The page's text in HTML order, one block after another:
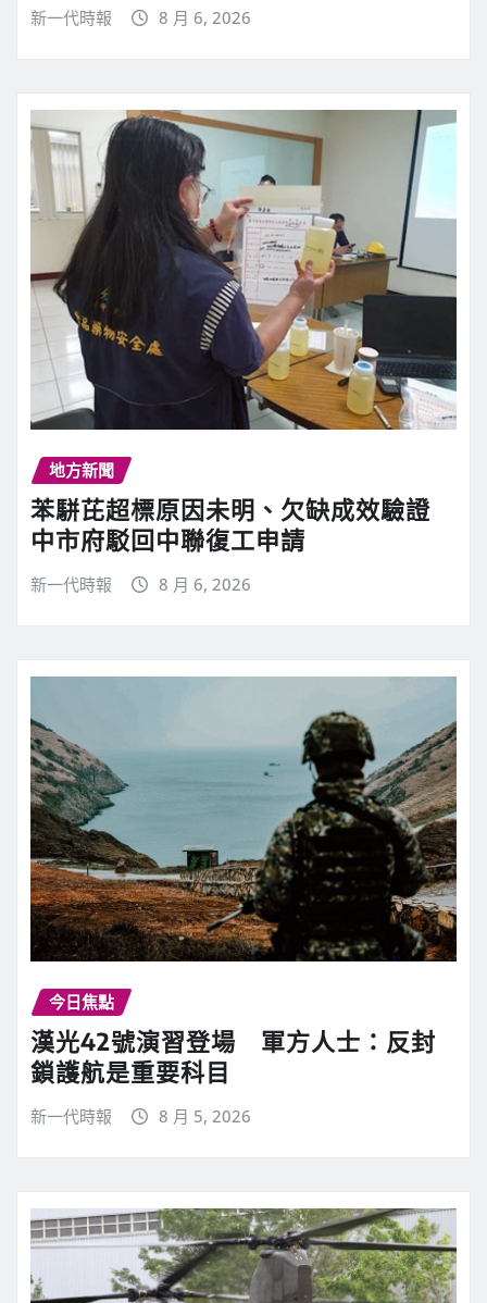
新一代時報 8 月 6, 2026
地方新聞
苯駢芘超標原因未明、欠缺成效驗證
中市府駁回中聯復工申請
新一代時報 8 月 6, 2026
今日焦點
漢光42號演習登場 軍方人士：反封
鎖護航是重要科目
新一代時報 8 月 5, 2026